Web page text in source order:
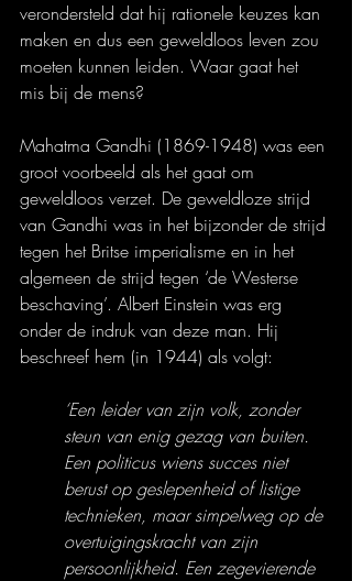
verondersteld dat hij rationele keuzes kan
maken en dus een geweldloos leven zou
moeten kunnen leiden. Waar gaat het
mis bij de mens?
Mahatma Gandhi (1869-1948) was een
groot voorbeeld als het gaat om
geweldloos verzet. De geweldloze strijd
van Gandhi was in het bijzonder de strijd
tegen het Britse imperialisme en in het
algemeen de strijd tegen ‘de Westerse
beschaving’. Albert Einstein was erg
onder de indruk van deze man. Hij
beschreef hem (in 1944) als volgt:
‘Een leider van zijn volk, zonder
steun van enig gezag van buiten.
Een politicus wiens succes niet
berust op geslepenheid of listige
technieken, maar simpelweg op de
overtuigingskracht van zijn
persoonlijkheid. Een zegevierende